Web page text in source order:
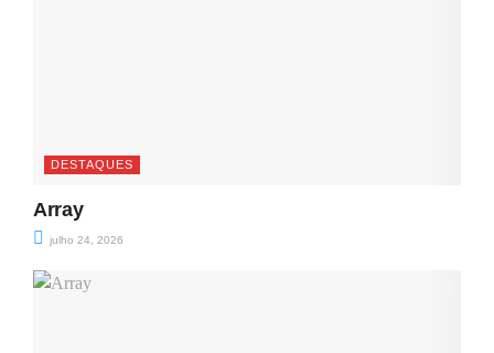
DESTAQUES
Array
julho 24, 2026